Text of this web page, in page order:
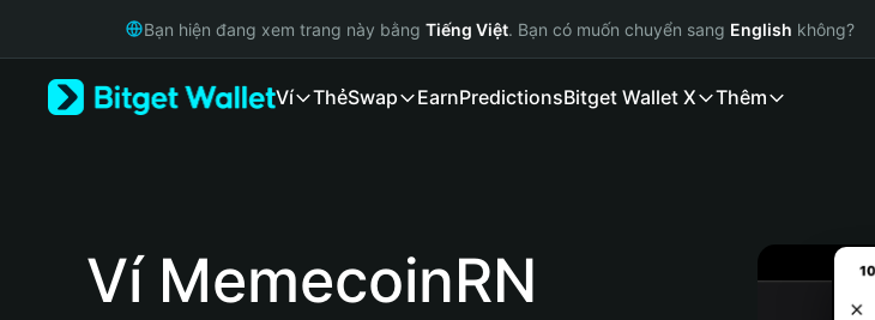
Русский
Bạn hiện đang xem trang này bằng Tiếng Việt. Bạn có muốn chuyển sang English không?
Ví ThẻSwap EarnPredictionsBitget Wallet X Thêm
Ví MemecoinRN